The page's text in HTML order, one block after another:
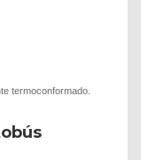
termoconformado.